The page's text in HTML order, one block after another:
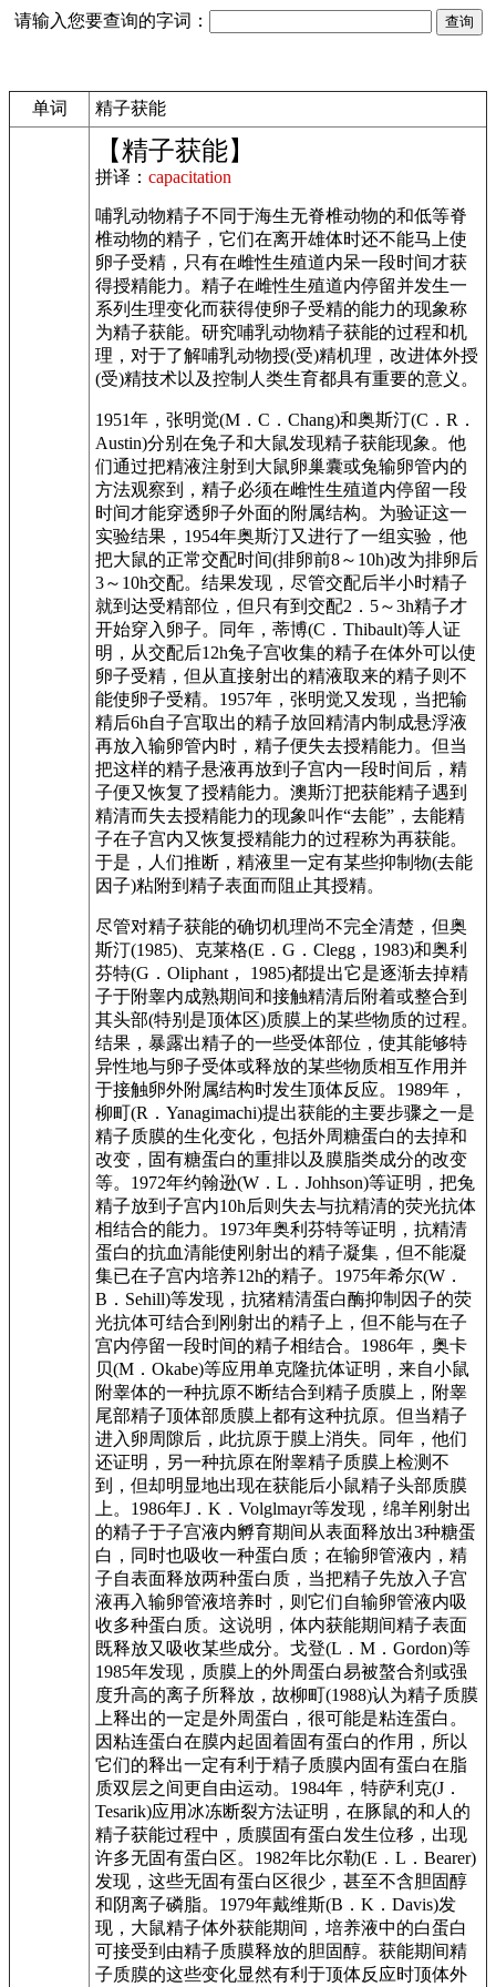
请输入您要查询的字词：
单词 精子获能
【精子获能】
拼译： capacitation
哺乳动物精子不同于海生无脊椎动物的和低等脊
椎动物的精子，它们在离开雄体时还不能马上使
卵子受精，只有在雌性生殖道内呆一段时间才获
得授精能力。精子在雌性生殖道内停留并发生一
系列生理变化而获得使卵子受精的能力的现象称
为精子获能。研究哺乳动物精子获能的过程和机
理，对于了解哺乳动物授(受)精机理，改进体外授
(受)精技术以及控制人类生育都具有重要的意义。
1951年，张明觉(M．C．Chang)和奥斯汀(C．R．
Austin)分别在兔子和大鼠发现精子获能现象。他
们通过把精液注射到大鼠卵巢囊或兔输卵管内的
方法观察到，精子必须在雌性生殖道内停留一段
时间才能穿透卵子外面的附属结构。为验证这一
实验结果，1954年奥斯汀又进行了一组实验，他
把大鼠的正常交配时间(排卵前8～10h)改为排卵后
3～10h交配。结果发现，尽管交配后半小时精子
就到达受精部位，但只有到交配2．5～3h精子才
开始穿入卵子。同年，蒂博(C．Thibault)等人证
明，从交配后12h兔子宫收集的精子在体外可以使
卵子受精，但从直接射出的精液取来的精子则不
能使卵子受精。1957年，张明觉又发现，当把输
精后6h自子宫取出的精子放回精清内制成悬浮液
再放入输卵管内时，精子便失去授精能力。但当
把这样的精子悬液再放到子宫内一段时间后，精
子便又恢复了授精能力。澳斯汀把获能精子遇到
精清而失去授精能力的现象叫作“去能”，去能精
子在子宫内又恢复授精能力的过程称为再获能。
于是，人们推断，精液里一定有某些抑制物(去能
因子)粘附到精子表面而阻止其授精。
尽管对精子获能的确切机理尚不完全清楚，但奥
斯汀(1985)、克莱格(E．G．Clegg，1983)和奥利
芬特(G．Oliphant， 1985)都提出它是逐渐去掉精
子于附睾内成熟期间和接触精清后附着或整合到
其头部(特别是顶体区)质膜上的某些物质的过程。
结果，暴露出精子的一些受体部位，使其能够特
异性地与卵子受体或释放的某些物质相互作用并
于接触卵外附属结构时发生顶体反应。1989年，
柳町(R．Yanagimachi)提出获能的主要步骤之一是
精子质膜的生化变化，包括外周糖蛋白的去掉和
改变，固有糖蛋白的重排以及膜脂类成分的改变
等。1972年约翰逊(W．L．Johhson)等证明，把兔
精子放到子宫内10h后则失去与抗精清的荧光抗体
相结合的能力。1973年奥利芬特等证明，抗精清
蛋白的抗血清能使刚射出的精子凝集，但不能凝
集已在子宫内培养12h的精子。1975年希尔(W．
B．Sehill)等发现，抗猪精清蛋白酶抑制因子的荧
光抗体可结合到刚射出的精子上，但不能与在子
宫内停留一段时间的精子相结合。1986年，奥卡
贝(M．Okabe)等应用单克隆抗体证明，来自小鼠
附睾体的一种抗原不断结合到精子质膜上，附睾
尾部精子顶体部质膜上都有这种抗原。但当精子
进入卵周隙后，此抗原于膜上消失。同年，他们
还证明，另一种抗原在附睾精子质膜上检测不
到，但却明显地出现在获能后小鼠精子头部质膜
上。1986年J．K．Volglmayr等发现，绵羊刚射出
的精子于子宫液内孵育期间从表面释放出3种糖蛋
白，同时也吸收一种蛋白质；在输卵管液内，精
子自表面释放两种蛋白质，当把精子先放入子宫
液再入输卵管液培养时，则它们自输卵管液内吸
收多种蛋白质。这说明，体内获能期间精子表面
既释放又吸收某些成分。戈登(L．M．Gordon)等
1985年发现，质膜上的外周蛋白易被螯合剂或强
度升高的离子所释放，故柳町(1988)认为精子质膜
上释出的一定是外周蛋白，很可能是粘连蛋白。
因粘连蛋白在膜内起固着固有蛋白的作用，所以
它们的释出一定有利于精子质膜内固有蛋白在脂
质双层之间更自由运动。1984年，特萨利克(J．
Tesarik)应用冰冻断裂方法证明，在豚鼠的和人的
精子获能过程中，质膜固有蛋白发生位移，出现
许多无固有蛋白区。1982年比尔勒(E．L．Bearer)
发现，这些无固有蛋白区很少，甚至不含胆固醇
和阴离子磷脂。1979年戴维斯(B．K．Davis)发
现，大鼠精子体外获能期间，培养液中的白蛋白
可接受到由精子质膜释放的胆固醇。获能期间精
子质膜的这些变化显然有利于顶体反应时顶体外